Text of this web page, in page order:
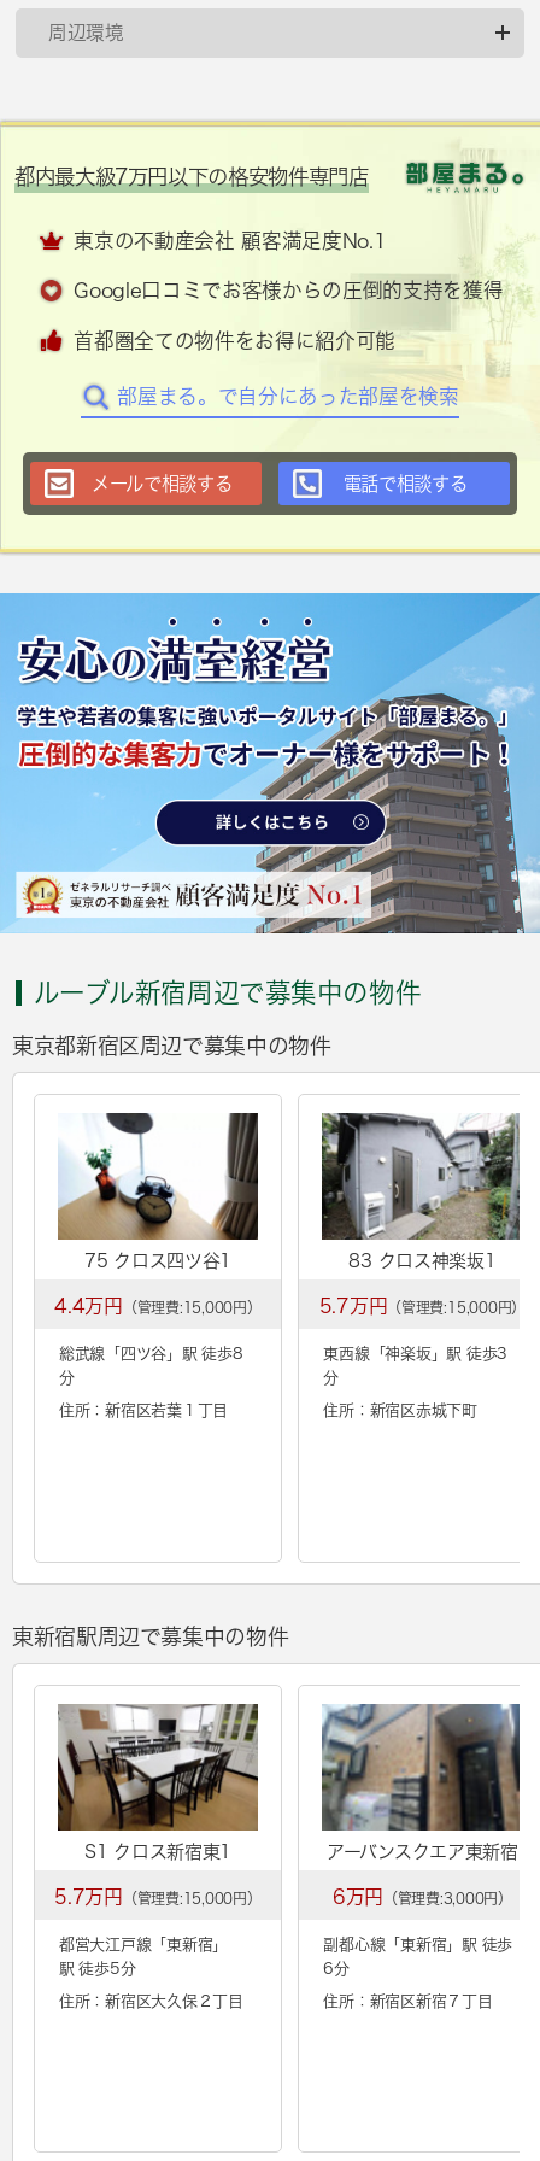
周辺環境
都内最大級7万円以下の格安物件専門店
東京の不動産会社 顧客満足度No.1
Google口コミでお客様からの圧倒的支持を獲得
首都圏全ての物件をお得に紹介可能
部屋まる。で自分にあった部屋を検索
メールで相談する 電話で相談する
ルーブル新宿周辺で募集中の物件
東京都新宿区周辺で募集中の物件
75 クロス四ツ谷1
4.4万円 （管理費:15,000円）
総武線「 四ツ谷 」駅 徒歩8
分
住所：新宿区若葉１丁目
83 クロス神楽坂1
5.7万円 （管理費:15,000円）
東西線「神楽坂」駅 徒歩3
分
住所：新宿区赤城下町
東新宿駅周辺で募集中の物件
S1 クロス新宿東1
5.7万円 （管理費:15,000円）
都営大江戸線「東新宿 」
駅 徒歩5分
住所：新宿区大久保２丁目
アーバンスクエア東新宿
6万円 （管理費:3,000円）
副都心線「東新宿 」駅 徒歩
6分
住所：新宿区新宿７丁目